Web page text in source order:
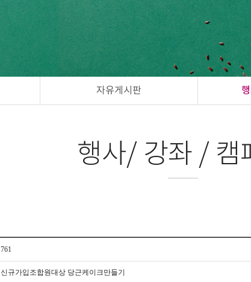
자유게시판
행사/ 강좌 / 캠
761
신규가입조합원대상 당근케이크만들기